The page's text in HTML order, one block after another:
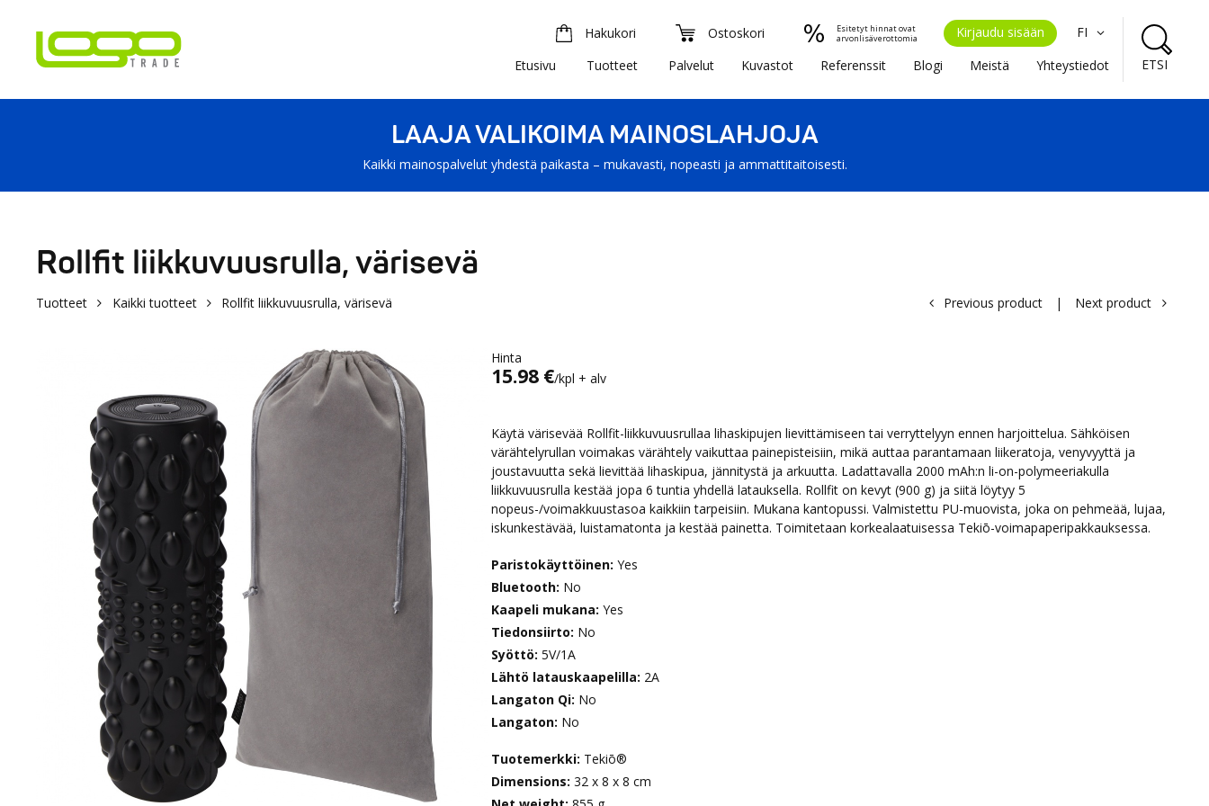
Hakukori Ostoskori
Esitetyt hinnat ovat
arvonlisäverottomia
Kirjaudu sisään
FI
Etusivu
Tuotteet Palvelut Kuvastot Referenssit Blogi Meistä Yhteystiedot ETSI
LAAJA VALIKOIMA MAINOSLAHJOJA
Kaikki mainospalvelut yhdestä paikasta – mukavasti, nopeasti ja ammattitaitoisesti.
Rollfit liikkuvuusrulla, värisevä
Tuotteet Kaikki tuotteet Rollfit liikkuvuusrulla, värisevä Previous product | Next product
Hinta
15.98 €/kpl + alv
Käytä värisevää Rollfit-liikkuvuusrullaa lihaskipujen lievittämiseen tai verryttelyyn ennen harjoittelua. Sähköisen
värähtelyrullan voimakas värähtely vaikuttaa painepisteisiin, mikä auttaa parantamaan liikeratoja, venyvyyttä ja
joustavuutta sekä lievittää lihaskipua, jännitystä ja arkuutta. Ladattavalla 2000 mAh:n li-on-polymeeriakulla
liikkuvuusrulla kestää jopa 6 tuntia yhdellä latauksella. Rollfit on kevyt (900 g) ja siitä löytyy 5
nopeus-/voimakkuustasoa kaikkiin tarpeisiin. Mukana kantopussi. Valmistettu PU-muovista, joka on pehmeää, lujaa,
iskunkestävää, luistamatonta ja kestää painetta. Toimitetaan korkealaatuisessa Tekiō-voimapaperipakkauksessa.
Paristokäyttöinen: Yes
Bluetooth: No
Kaapeli mukana: Yes
Tiedonsiirto: No
Syöttö: 5V/1A
Lähtö latauskaapelilla: 2A
Langaton Qi: No
Langaton: No
Tuotemerkki: Tekiō®
Dimensions: 32 x 8 x 8 cm